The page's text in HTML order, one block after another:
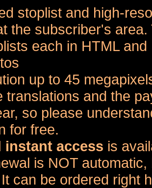
stoplist and high-
the subscriber's
each in HTML
up to 45
translations and the
so please
for free.
instant access is
is NOT
can be ordered right